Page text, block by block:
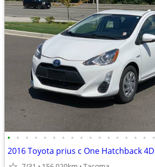
• • • • • • • • • • • • • • • • •
2016 Toyota prius c One Hatchback 4D